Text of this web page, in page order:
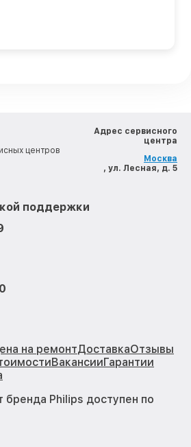
центров
Адрес сервисного
центра
Москва
, ул. Лесная, д. 5
поддержки
на ремонтДоставкаОтзывы
ВакансииГарантии
Philips доступен по